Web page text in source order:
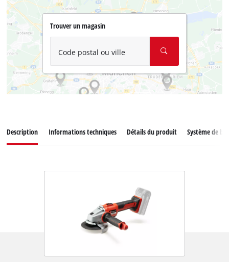
Trouver un magasin
Code postal ou ville
Description Informations techniques Détails du produit Système de